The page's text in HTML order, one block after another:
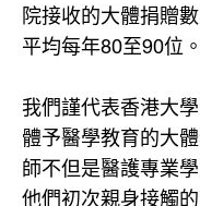
院接收的大體捐贈
平均每年80至90位
我們謹代表香港大
體予醫學教育的大
師不但是醫護專業